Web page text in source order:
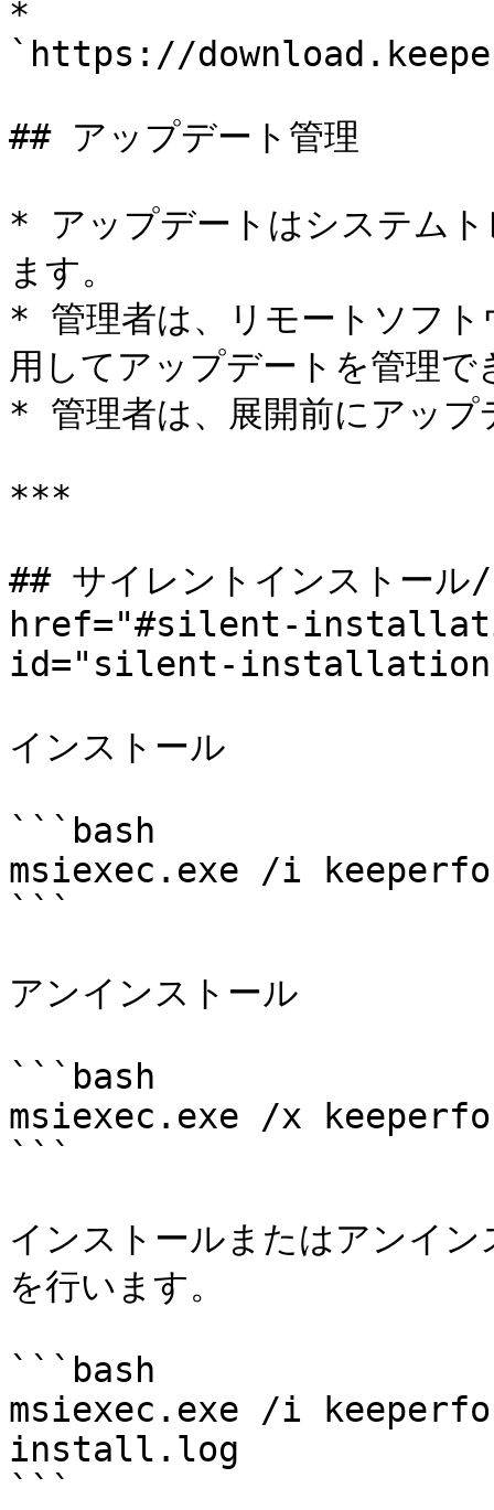
*
`https://
## アップデート管理
* アップデートはシステム
ます。
* 管理者は、リモートソフ
用してアップデートを管理で
* 管理者は、展開前にアップ
***
## サイレントインストール
href="#silent-
id="silent-
インストール
```bash
msiexec.exe /i
```
アンインストール
```bash
msiexec.exe /x
```
インストールまたはアンイ
を行います。
```bash
msiexec.exe /i
install.log
```